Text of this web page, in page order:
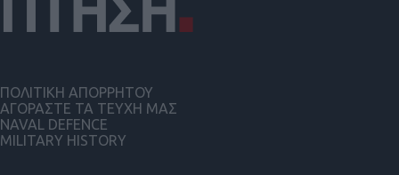
ΠΟΛΙΤΙΚΗ ΑΠΟΡΡΗΤΟΥ
ΑΓΟΡΑΣΤΕ ΤΑ ΤΕΥΧΗ ΜΑΣ
NAVAL DEFENCE
MILITARY HISTORY